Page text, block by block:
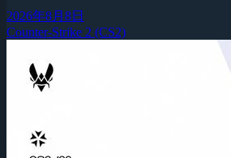
2026年8月8日
Counter-Strike 2 (CS2)